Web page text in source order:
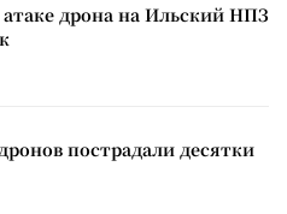
дрона на Ильский НПЗ
пострадали десятки